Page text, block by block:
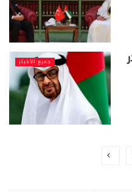
جميع الأخبار